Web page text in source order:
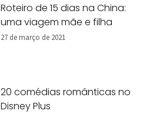
Roteiro de 15 dias na China:
uma viagem mãe e filha
27 de março de 2021
20 comédias românticas no
Disney Plus